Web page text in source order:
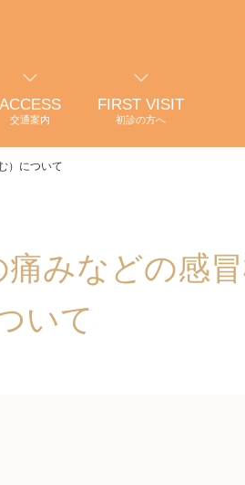
ACCESS
交通案内
FIRST VISIT
初診の方へ
）について
みなどの感冒
いて